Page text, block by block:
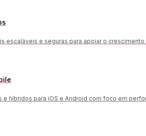
escaláveis e seguras para apoiar o
e híbridos para iOS e Android com foco em